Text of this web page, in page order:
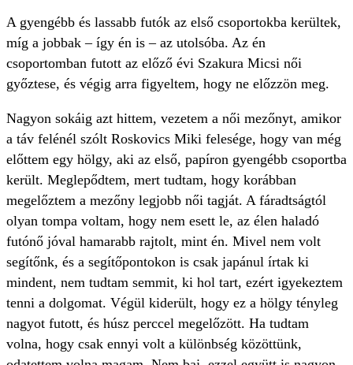
A gyengébb és lassabb futók az első csoportokba kerültek,
míg a jobbak – így én is – az utolsóba. Az én
csoportomban futott az előző évi Szakura Micsi női
győztese, és végig arra figyeltem, hogy ne előzzön meg.
Nagyon sokáig azt hittem, vezetem a női mezőnyt, amikor
a táv felénél szólt Roskovics Miki felesége, hogy van még
előttem egy hölgy, aki az első, papíron gyengébb csoportba
került. Meglepődtem, mert tudtam, hogy korábban
megelőztem a mezőny legjobb női tagját. A fáradtságtól
olyan tompa voltam, hogy nem esett le, az élen haladó
futónő jóval hamarabb rajtolt, mint én. Mivel nem volt
segítőnk, és a segítőpontokon is csak japánul írtak ki
mindent, nem tudtam semmit, ki hol tart, ezért igyekeztem
tenni a dolgomat. Végül kiderült, hogy ez a hölgy tényleg
nagyot futott, és húsz perccel megelőzött. Ha tudtam
volna, hogy csak ennyi volt a különbség közöttünk,